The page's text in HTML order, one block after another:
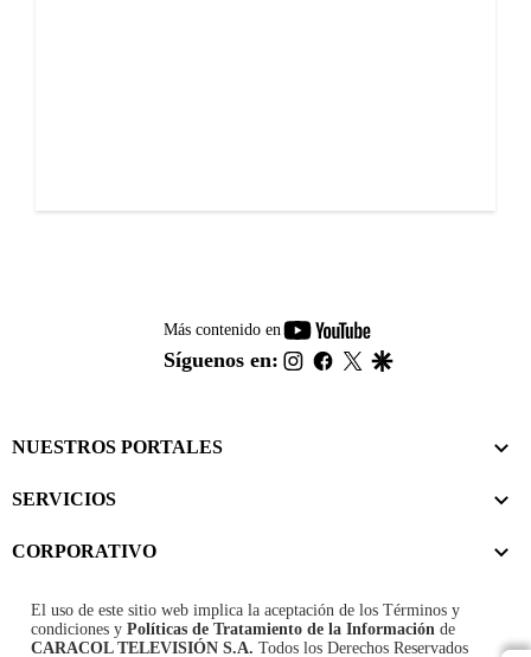
Más contenido en
youtube-
footer
Síguenos en: instagram
facebook
twitter
NUESTROS PORTALES
SERVICIOS
CORPORATIVO
El uso de este sitio web implica la aceptación de los Términos y
condiciones y Políticas de Tratamiento de la Información de
CARACOL TELEVISIÓN S.A. Todos los Derechos Reservados